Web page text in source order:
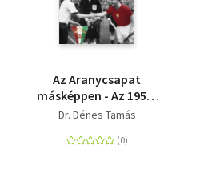
Az Aranycsapat
másképpen - Az 1954-
es VB-döntő és ami
Dr. Dénes Tamás